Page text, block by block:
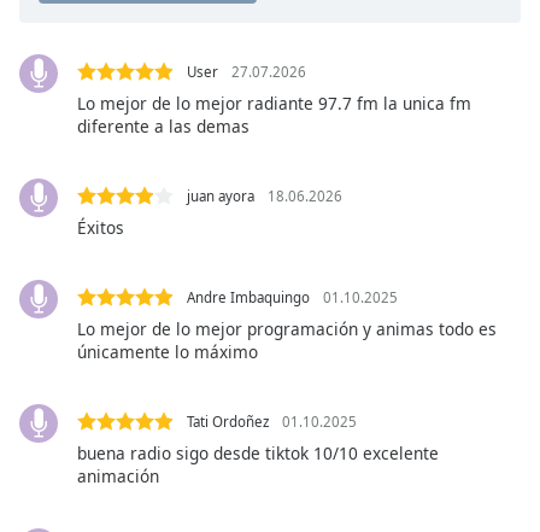
Chapters
Chapters
descriptions
Subtitles
subtitles
opens
subtitles
settings
User 27.07.2026
Lo mejor de lo mejor radiante 97.7 fm la unica fm
diferente a las demas
juan ayora 18.06.2026
Éxitos
Andre Imbaquingo 01.10.2025
Lo mejor de lo mejor programación y animas todo es
únicamente lo máximo
Tati Ordoñez 01.10.2025
buena radio sigo desde tiktok 10/10 excelente
animación